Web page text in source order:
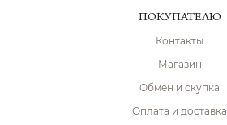
ПОКУПАТЕЛЮ
Контакты
Магазин
Обмен и скупка
Оплата и доставка